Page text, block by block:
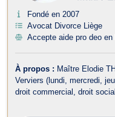
Fondé en 2007
Avocat Divorce Liège
Accepte aide pro deo en
À propos : Maître Elodie
Verviers (lundi, mercredi,
droit commercial, droit